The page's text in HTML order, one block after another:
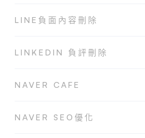
LINE負面內容刪除
LINKEDIN 負評刪除
NAVER CAFE
NAVER SEO優化